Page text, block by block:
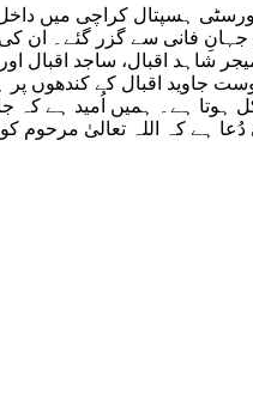
ہسپتال کراچی میں داخل
اچانک بگڑ گئی اور وہ 68 سال کی عمر میں
شاہد اقبال، ساجد
جاوید اقبال کے
ہوتا ہے۔ ہمیں اُمید ہے کہ